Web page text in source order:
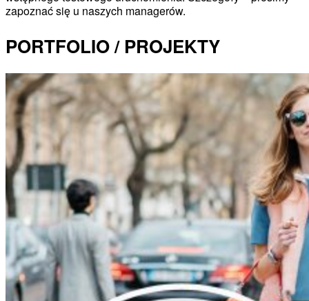
zapoznać się u naszych managerów.
PORTFOLIO / PROJEKTY